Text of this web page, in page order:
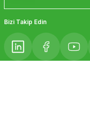
Bizi Takip Edin